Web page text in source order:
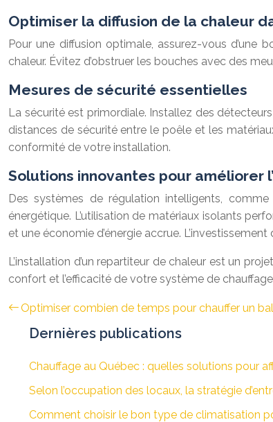
Optimiser la diffusion de la chaleur
Pour une diffusion optimale, assurez-vous d’une
chaleur. Évitez d’obstruer les bouches avec des
Mesures de sécurité essentielles
La sécurité est primordiale. Installez des
distances de sécurité entre le poêle et les
conformité de votre installation.
Solutions innovantes pour améliorer
Des systèmes de régulation intelligents,
énergétique. L’utilisation de matériaux isolants
et une économie d’énergie accrue.
L’installation d’un repartiteur de chaleur est un
confort et l’efficacité de votre système de
Optimiser combien de temps pour chauffer un
Dernières publications
Chauffage au Québec : quelles solutions pour
Selon l’occupation des locaux, la stratégie
Comment choisir le bon type de climatisation